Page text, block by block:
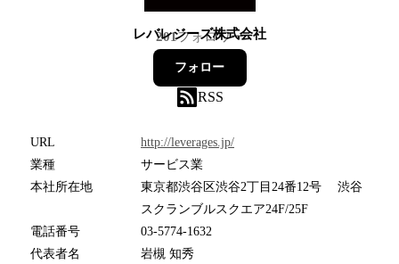
レバレジーズ株式会社
201フォロワー
フォロー
RSS
URL
http://leverages.jp/
業種
サービス業
本社所在地
東京都渋谷区渋谷2丁目24番12号 渋谷
スクランブルスクエア24F/25F
電話番号
03-5774-1632
代表者名
岩槻 知秀